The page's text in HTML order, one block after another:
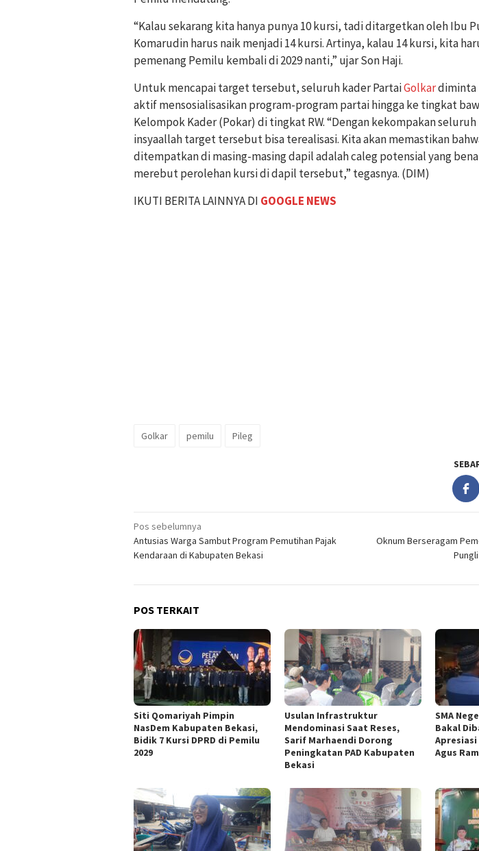
“Kalau sekarang kita hanya punya 10 kursi, tadi ditargetkan oleh Ibu
Komarudin harus naik menjadi 14 kursi. Artinya, kalau 14 kursi, kita
pemenang Pemilu kembali di 2029 nanti,” ujar Son Haji.
Untuk mencapai target tersebut, seluruh kader PartaiGolkardiminta
aktif mensosialisasikan program-program partai hingga ke tingkat
Kelompok Kader (Pokar) di tingkat RW. “Dengan kekompakan
insyaallah target tersebut bisa terealisasi. Kita akan memastikan
ditempatkan di masing-masing dapil adalah caleg potensial yang
merebut perolehan kursi di dapil tersebut,” tegasnya. (DIM)
IKUTI BERITA LAINNYA DI GOOGLE NEWS
Golkar pemilu Pileg
Navigasi
pos
Pos sebelumnya
Antusias Warga Sambut Program Pemutihan Pajak
Kendaraan di Kabupaten Bekasi
Oknum Berseragam
POS TERKAIT
Siti Qomariyah Pimpin
NasDem Kabupaten Bekasi,
Bidik 7 Kursi DPRD di Pemilu
2029
Usulan Infrastruktur
Mendominasi Saat Reses,
Sarif Marhaendi Dorong
Peningkatan PAD Kabupaten
Bekasi
SMA
Bakal
Apresiasi
Agus